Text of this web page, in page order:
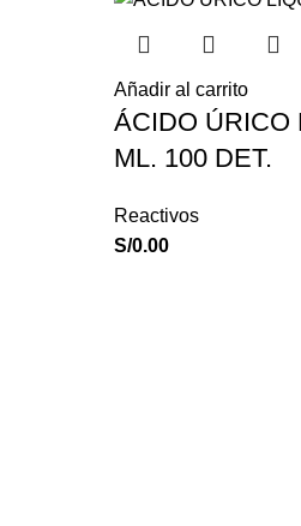
Añadir al carrito
ÁCIDO ÚRICO
ML. 100 DET.
Reactivos
S/0.00